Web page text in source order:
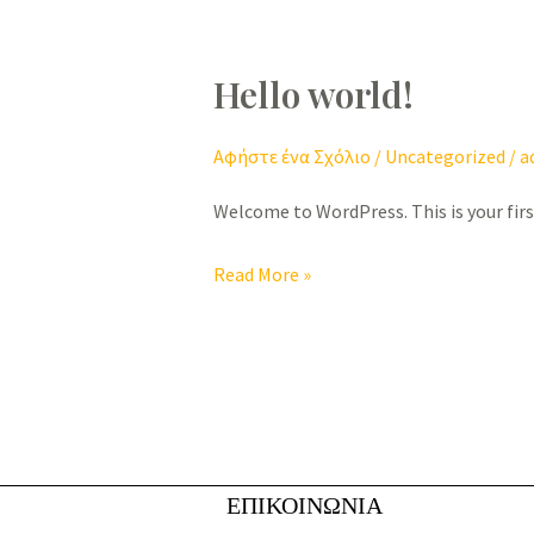
Hello world!
Αφήστε ένα Σχόλιο / Uncategorized /
Welcome to WordPress. This is your
Hello
Read More »
ΕΠΙΚΟΙΝΩΝΙΑ